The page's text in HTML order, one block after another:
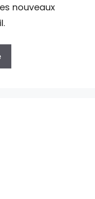
nouveaux